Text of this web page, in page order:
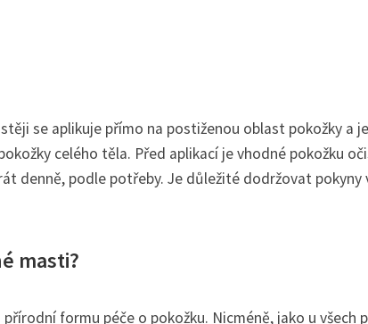
se aplikuje přímo na postiženou oblast pokožky a
celého těla. Před aplikací je vhodné pokožku
denně, podle potřeby. Je důležité dodržovat pokyny
masti?
formu péče o pokožku. Nicméně, jako u všech